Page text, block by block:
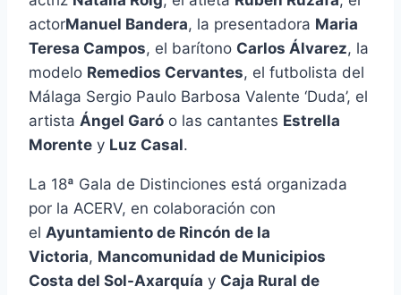
actorManuel Bandera, la presentadora Maria
Teresa Campos, el barítono Carlos Álvarez, la
modelo Remedios Cervantes, el futbolista del
Málaga Sergio Paulo Barbosa Valente ‘Duda’, el
artista Ángel Garó o las cantantes Estrella
Morente y Luz Casal.
La 18ª Gala de Distinciones está organizada
por la ACERV, en colaboración con
el Ayuntamiento de Rincón de la
Victoria, Mancomunidad de Municipios
Costa del Sol-Axarquía y Caja Rural de